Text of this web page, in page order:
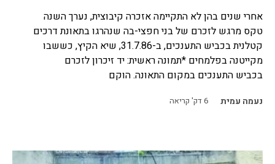
אחרי שנים בהן לא התקיימה אזכרה קיבוצית, נערך השנה
טקס מרגש לזכרם של בני חפצי-בה שנהרגו בתאונת דרכים
קטלנית בכביש התענכים, ב-31.7.86, שיא הקיץ, כששבו
מקייטנה בפלמחים *תמונה ראשית: יד זיכרון לזכרם
בכביש התענכים במקום התאונה. הוקם
נעמה עמית 6דק' קריאה